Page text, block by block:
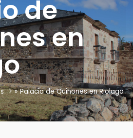
de
en
» Palacio de Quiñones en Riolago